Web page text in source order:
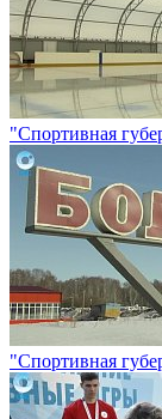
"Спортивная
"Спортивная